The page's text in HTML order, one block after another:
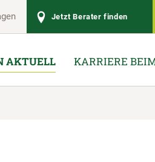
Jetzt Berater finden
AKTUELL KARRIERE